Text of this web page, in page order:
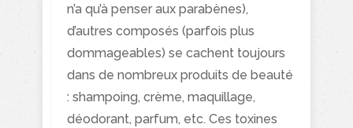
n’a qu’à penser aux parabènes),
d’autres composés (parfois plus
dommageables) se cachent toujours
dans de nombreux produits de beauté
: shampoing, crème, maquillage,
déodorant, parfum, etc. Ces toxines